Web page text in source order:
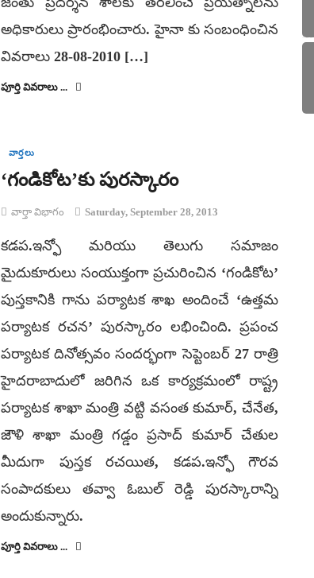
అధికారులు ప్రారంభించారు. హైనా కు సంబంధించిన
వివరాలు 28-08-2010 […]
పూర్తి వివరాలు ...
వార్తలు
‘గండికోట’కు పురస్కారం
వార్తా విభాగం Saturday, September 28, 2013
కడప.ఇన్ఫో మరియు తెలుగు సమాజం
మైదుకూరులు సంయుక్తంగా ప్రచురించిన ‘గండికోట’
పుస్తకానికి గాను పర్యాటక శాఖ అందించే ‘ఉత్తమ
పర్యాటక రచన’ పురస్కారం లభించింది. ప్రపంచ
పర్యాటక దినోత్సవం సందర్భంగా సెప్టెంబర్ 27 రాత్రి
హైదరాబాదులో జరిగిన ఒక కార్యక్రమంలో రాష్ట్ర
పర్యాటక శాఖా మంత్రి వట్టి వసంత కుమార్, చేనేత,
జౌళి శాఖా మంత్రి గడ్డం ప్రసాద్ కుమార్ చేతుల
మీదుగా పుస్తక రచయిత, కడప.ఇన్ఫో గౌరవ
సంపాదకులు తవ్వా ఓబుల్ రెడ్డి పురస్కారాన్ని
అందుకున్నారు.
పూర్తి వివరాలు ...